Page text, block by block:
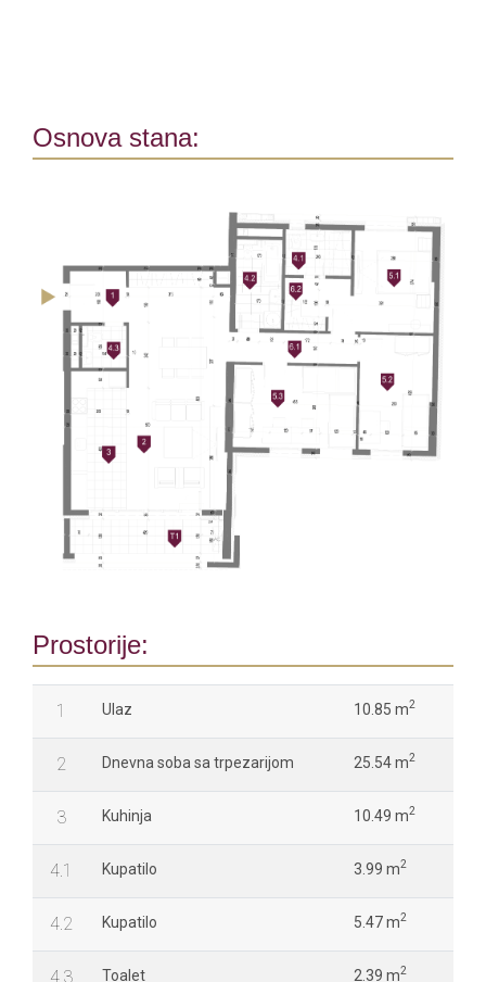
Osnova stana:
Prostorije:
1 Ulaz 10.85 m2
2 Dnevna soba sa trpezarijom 25.54 m2
3 Kuhinja 10.49 m2
4.1 Kupatilo 3.99 m2
4.2 Kupatilo 5.47 m2
4.3 Toalet 2.39 m2